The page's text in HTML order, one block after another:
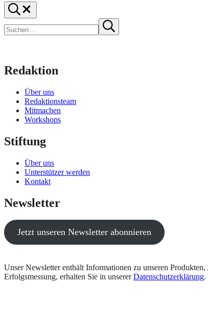
f1rstlife
Und
was
denkst
du?
Suchen
…
Suche
starten
Redaktion
Über uns
Redaktionsteam
Mitmachen
Workshops
Stiftung
Über uns
Unterstützer werden
Kontakt
Newsletter
Jetzt unseren Newsletter abonnieren
Unser Newsletter enthält Informationen zu unseren
Erfolgsmessung, erhalten Sie in unsererDatenschutzerklärung.